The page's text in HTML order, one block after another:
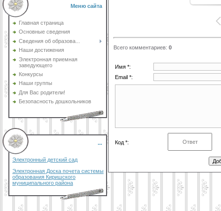
Меню сайта
Главная страница
Основные сведения
Сведения об образова...
Наши достижения
Электронная приемная
заведующего
Конкурсы
Наши группы
Для Вас родители!
Безопасность дошкольников
...
Электронный детский сад
Электронная Доска почета системы
образования Киришского
муниципального района
Всего комментариев: 0
Имя *:
Email *:
Код *: